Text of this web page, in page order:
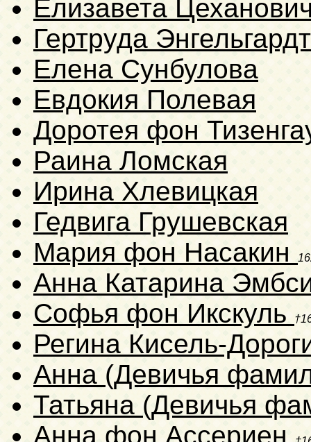
Елизавета
Гертруда
Елена Сунбулова
Евдокия Полевая
Доротея фон
Раина Ломская
Ирина Хлевицкая
Гедвига Грушевская
Мария фон Насакин
Анна Катарина
Софья фон Икскуль
Регина Кисель-
Анна (Девичья
Татьяна (Девичья
Анна фон Ассериен